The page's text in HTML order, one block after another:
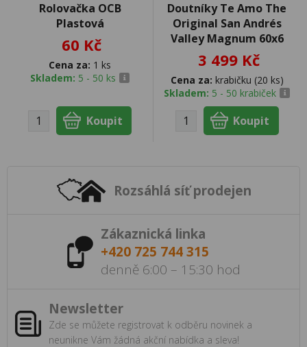
Rolovačka OCB
Plastová
60 Kč
Cena za: 1 ks
Skladem: 5 - 50 ks
Doutníky Te Amo The
Original San Andrés
Valley Magnum 60x6
3 499 Kč
Cena za: krabičku (20 ks)
Skladem: 5 - 50 krabiček
Rozsáhlá síť prodejen
Zákaznická linka
+420 725 744 315
denně 6:00 – 15:30 hod
Newsletter
Zde se můžete registrovat k odběru novinek a
neunikne Vám žádná akční nabídka a sleva!